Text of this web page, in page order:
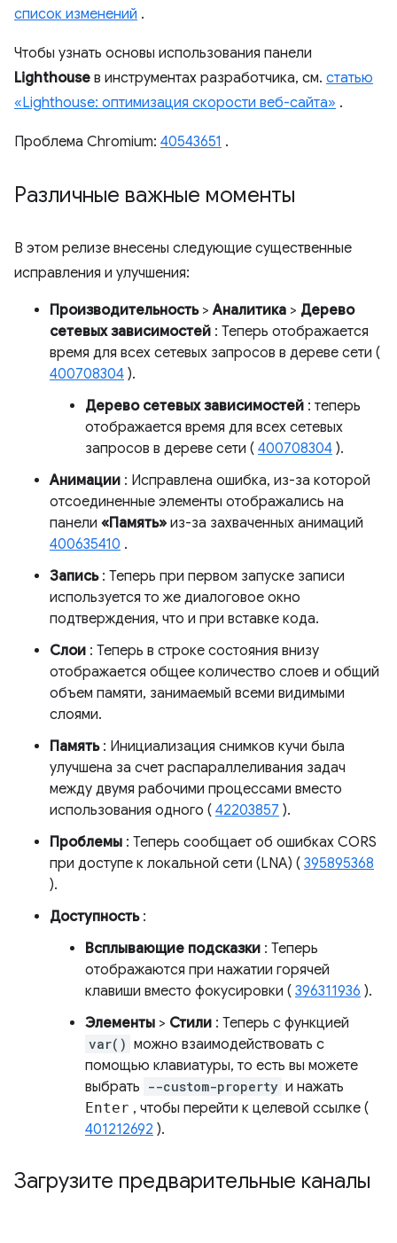
список изменений .
Чтобы узнать основы использования панели
Lighthouse в инструментах разработчика, см. статью
«Lighthouse: оптимизация скорости веб-сайта» .
Проблема Chromium: 40543651 .
Различные важные моменты
В этом релизе внесены следующие существенные
исправления и улучшения:
Производительность>Аналитика > Дерево
сетевых зависимостей : Теперь отображается
время для всех сетевых запросов в дереве сети (
400708304 ).
Дерево сетевых зависимостей : теперь
отображается время для всех сетевых
запросов в дереве сети ( 400708304 ).
Анимации : Исправлена ​​ошибка, из-за которой
отсоединенные элементы отображались на
панели «Память» из-за захваченных анимаций
400635410 .
Запись: Теперь при первом запуске записи
используется то же диалоговое окно
подтверждения, что и при вставке кода.
Слои : Теперь в строке состояния внизу
отображается общее количество слоев и общий
объем памяти, занимаемый всеми видимыми
слоями.
Память: Инициализация снимков кучи была
улучшена за счет распараллеливания задач
между двумя рабочими процессами вместо
использования одного ( 42203857 ).
Проблемы : Теперь сообщает об ошибках CORS
при доступе к локальной сети (LNA) ( 395895368
).
Доступность:
Всплывающие подсказки : Теперь
отображаются при нажатии горячей
клавиши вместо фокусировки ( 396311936 ).
Элементы > Стили : Теперь с функцией
var() можно взаимодействовать с
помощью клавиатуры, то есть вы можете
выбрать --custom-property и нажать
Enter , чтобы перейти к целевой ссылке (
401212692 ).
Загрузите предварительные каналы